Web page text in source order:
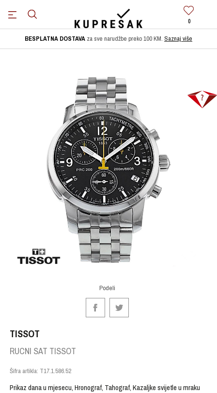
0
BESPLATNA DOSTAVA za sve narudžbe preko 100 KM. Saznaj više
Podeli
TISSOT
RUCNI SAT TISSOT
Šifra artikla: T17.1.586.52
Prikaz dana u mjesecu, Hronograf, Tahograf, Kazaljke svijetle u mraku